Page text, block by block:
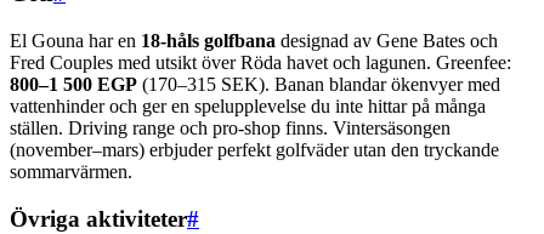
El Gouna har en 18-håls golfbana designad av Gene Bates och
Fred Couples med utsikt över Röda havet och lagunen. Greenfee:
800–1 500 EGP (170–315 SEK). Banan blandar ökenvyer med
vattenhinder och ger en spelupplevelse du inte hittar på många
ställen. Driving range och pro-shop finns. Vintersäsongen
(november–mars) erbjuder perfekt golfväder utan den tryckande
sommarvärmen.
Övriga aktiviteter#